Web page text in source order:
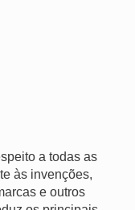
a todas as
às invenções,
e outros